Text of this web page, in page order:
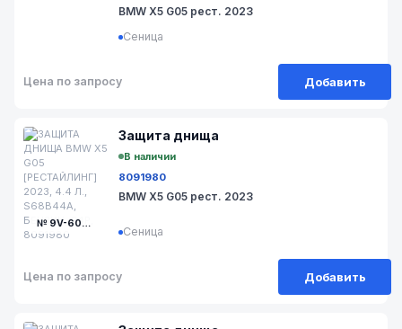
BMW X5 G05 рест. 2023
Сеница
Цена по запросу Добавить
№ 9V-606-9
Защита днища
В наличии
8091980
BMW X5 G05 рест. 2023
Сеница
Цена по запросу Добавить